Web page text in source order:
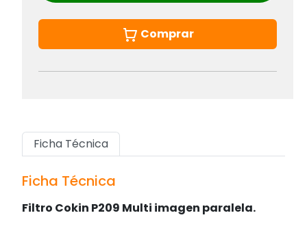
Comprar
Ficha Técnica
Ficha Técnica
Filtro Cokin P209 Multi imagen paralela.